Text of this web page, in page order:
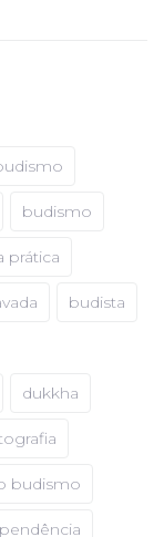
budismo
prática
budista
dukkha
budismo